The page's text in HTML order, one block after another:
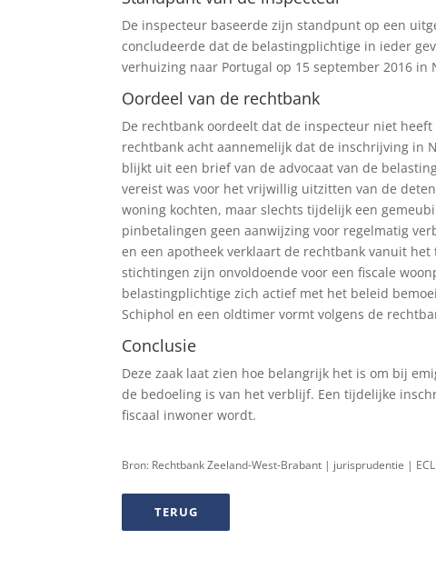
De inspecteur baseerde zijn standpunt op een
concludeerde dat de belastingplichtige in ieder
verhuizing naar Portugal op 15 september 2016 in
Oordeel van de rechtbank
De rechtbank oordeelt dat de inspecteur niet
rechtbank acht aannemelijk dat de inschrijving in
blijkt uit een brief van de advocaat van de
vereist was voor het vrijwillig uitzitten van de
woning kochten, maar slechts tijdelijk een
pinbetalingen geen aanwijzing voor regelmatig
en een apotheek verklaart de rechtbank vanuit
stichtingen zijn onvoldoende voor een fiscale
belastingplichtige zich actief met het beleid
Schiphol en een oldtimer vormt volgens de
Conclusie
Deze zaak laat zien hoe belangrijk het is om bij
de bedoeling is van het verblijf. Een tijdelijke
fiscaal inwoner wordt.
Bron: Rechtbank Zeeland-West-Brabant | jurisprudentie |
TERUG